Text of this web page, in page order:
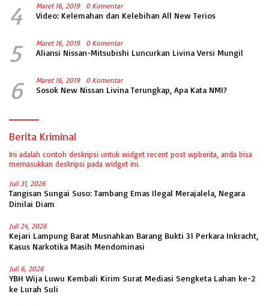
4 Maret 16, 2019 0 Komentar
Video: Kelemahan dan Kelebihan All New Terios
5 Maret 16, 2019 0 Komentar
Aliansi Nissan-Mitsubishi Luncurkan Livina Versi Mungil
6 Maret 16, 2019 0 Komentar
Sosok New Nissan Livina Terungkap, Apa Kata NMI?
Berita Kriminal
Ini adalah contoh deskripsi untuk widget recent post wpberita, anda bisa
memasukkan deskripsi pada widget ini.
Juli 31, 2026
Tangisan Sungai Suso: Tambang Emas Ilegal Merajalela, Negara
Dinilai Diam
Juli 24, 2026
Kejari Lampung Barat Musnahkan Barang Bukti 31 Perkara Inkracht,
Kasus Narkotika Masih Mendominasi
Juli 6, 2026
YBH Wija Luwu Kembali Kirim Surat Mediasi Sengketa Lahan ke-2
ke Lurah Suli